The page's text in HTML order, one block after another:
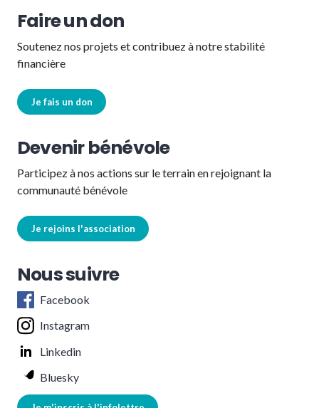
Faire un don
Soutenez nos projets et contribuez à notre stabilité
financière
Je fais un don
Devenir bénévole
Participez à nos actions sur le terrain en rejoignant la
communauté bénévole
Je rejoins l'association
Nous suivre
Facebook
Instagram
Linkedin
Bluesky